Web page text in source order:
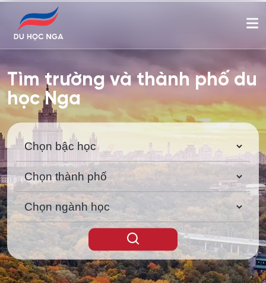
Tìm trường và thành phố du
học Nga